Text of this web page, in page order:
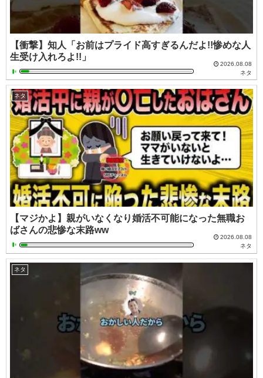
【衝撃】知人「お前はプライド高すぎるんだよ!!惨めな人
生受け入れろよ!!」
2026.08.08
ネタ
ネタ
【マジかよ】親がいなくなり婚活不可能になった無職お
ばさんの悲惨な末路ww
2026.08.08
ネタ
ネタ